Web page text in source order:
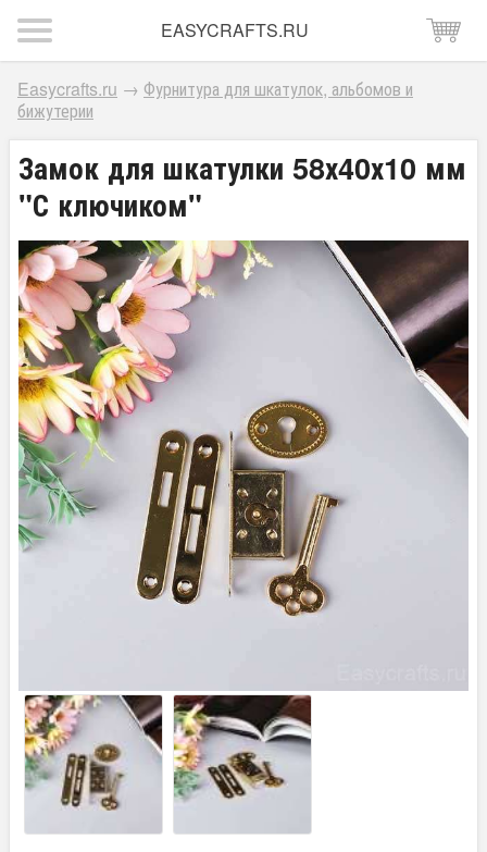
EASYCRAFTS.RU
Easycrafts.ru → Фурнитура для шкатулок, альбомов и
бижутерии
Замок для шкатулки 58х40х10 мм
"С ключиком"